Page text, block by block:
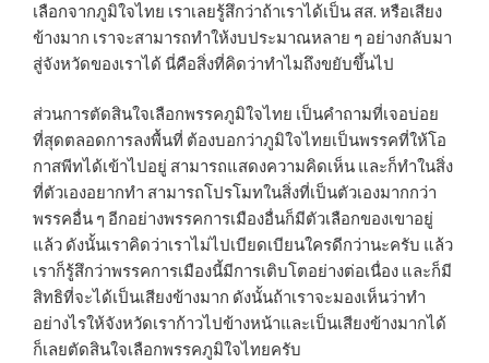
เลือกจากภูมิใจไทย เราเลยรู้สึกว่าถ้าเราได้เป็น สส. หรือเสียง
ข้างมาก เราจะสามารถทำให้งบประมาณหลาย ๆ อย่างกลับมา
สู่จังหวัดของเราได้ นี่คือสิ่งที่คิดว่าทำไมถึงขยับขึ้นไป
ส่วนการตัดสินใจเลือกพรรคภูมิใจไทย เป็นคำถามที่เจอบ่อย
ที่สุดตลอดการลงพื้นที่ ต้องบอกว่าภูมิใจไทยเป็นพรรคที่ให้โอ
กาสพีทได้เข้าไปอยู่ สามารถแสดงความคิดเห็น และก็ทำในสิ่ง
ที่ตัวเองอยากทำ สามารถโปรโมทในสิ่งที่เป็นตัวเองมากกว่า
พรรคอื่น ๆ อีกอย่างพรรคการเมืองอื่นก็มีตัวเลือกของเขาอยู่
แล้ว ดังนั้นเราคิดว่าเราไม่ไปเบียดเบียนใครดีกว่านะครับ แล้ว
เราก็รู้สึกว่าพรรคการเมืองนี้มีการเติบโตอย่างต่อเนื่อง และก็มี
สิทธิที่จะได้เป็นเสียงข้างมาก ดังนั้นถ้าเราจะมองเห็นว่าทำ
อย่างไรให้จังหวัดเราก้าวไปข้างหน้าและเป็นเสียงข้างมากได้
ก็เลยตัดสินใจเลือกพรรคภูมิใจไทยครับ